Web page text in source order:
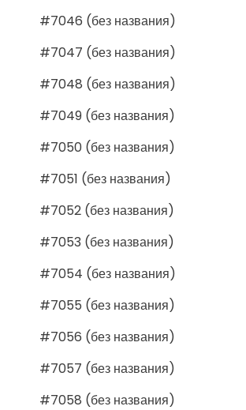
#7046 (без названия)
#7047 (без названия)
#7048 (без названия)
#7049 (без названия)
#7050 (без названия)
#7051 (без названия)
#7052 (без названия)
#7053 (без названия)
#7054 (без названия)
#7055 (без названия)
#7056 (без названия)
#7057 (без названия)
#7058 (без названия)